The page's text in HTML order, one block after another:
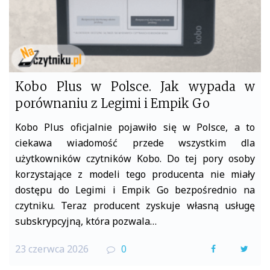
Kobo Plus w Polsce. Jak wypada w
porównaniu z Legimi i Empik Go
Kobo Plus oficjalnie pojawiło się w Polsce, a to
ciekawa wiadomość przede wszystkim dla
użytkowników czytników Kobo. Do tej pory osoby
korzystające z modeli tego producenta nie miały
dostępu do Legimi i Empik Go bezpośrednio na
czytniku. Teraz producent zyskuje własną usługę
subskrypcyjną, która pozwala…
23 czerwca 2026 0
F